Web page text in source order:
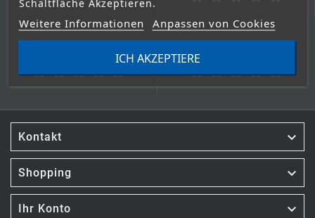
starstarstarstarstar starstarstarstarstar
Kontakt 
Shopping 
Ihr Konto 
Schaltfläche Akzeptieren.
Weitere Informationen Anpassen von Cookies
ICH AKZEPTIERE